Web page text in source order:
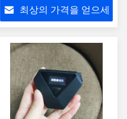
최상의 가격을 얻으세